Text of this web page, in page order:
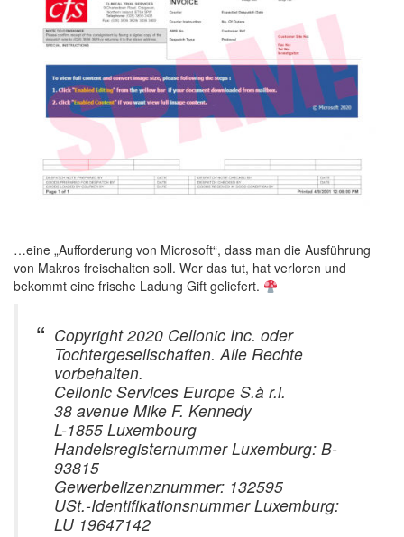
…eine „Aufforderung von Microsoft“, dass man die Ausführung
von Makros freischalten soll. Wer das tut, hat verloren und
bekommt eine frische Ladung Gift geliefert.
Copyright 2020 Cellonic Inc. oder
Tochtergesellschaften. Alle Rechte
vorbehalten.
Cellonic Services Europe S.à r.l.
38 avenue Mike F. Kennedy
L-1855 Luxembourg
Handelsregisternummer Luxemburg: B-
93815
Gewerbelizenznummer: 132595
USt.-Identifikationsnummer Luxemburg:
LU 19647142